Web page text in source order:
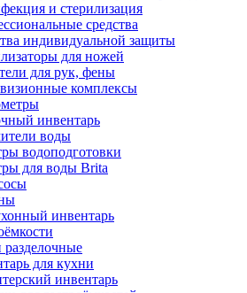
и стерилизация
средства
индивидуальной защиты
для ножей
для рук, фены
комплексы
инвентарь
воды
водоподготовки
для воды Brita
инвентарь
разделочные
для кухни
инвентарь